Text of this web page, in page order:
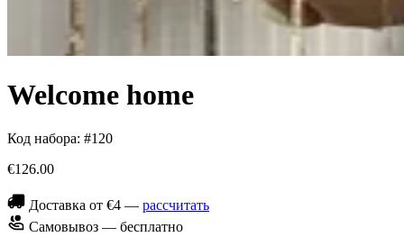
Welcome home
Код набора: #120
€126.00
Доставка от €4 — рассчитать
Самовывоз — бесплатно